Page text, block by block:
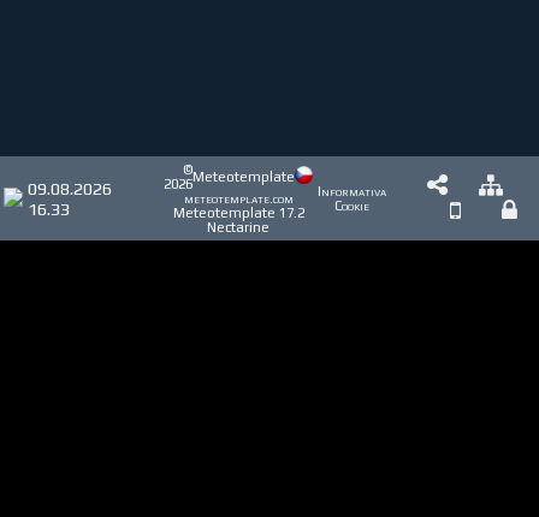
09.08.2026
16.33
©
2026Meteotemplate
meteotemplate.com
Meteotemplate 17.2
Nectarine
Informativa
Cookie